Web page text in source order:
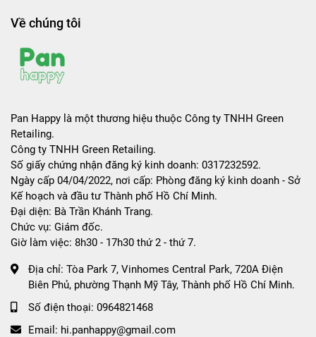
Về chúng tôi
Pan Happy là một thương hiệu thuộc Công ty TNHH Green
Retailing.
Công ty TNHH Green Retailing.
Số giấy chứng nhận đăng ký kinh doanh: 0317232592.
Ngày cấp 04/04/2022, nơi cấp: Phòng đăng ký kinh doanh - Sở
Kế hoạch và đầu tư Thành phố Hồ Chí Minh.
Đại diện: Bà Trần Khánh Trang.
Chức vụ: Giám đốc.
Giờ làm việc: 8h30 - 17h30 thứ 2 - thứ 7.
Địa chỉ: Tòa Park 7, Vinhomes Central Park, 720A Điện
Biên Phủ, phường Thạnh Mỹ Tây, Thành phố Hồ Chí Minh.
Số điện thoại: 0964821468
Email: hi.panhappy@gmail.com